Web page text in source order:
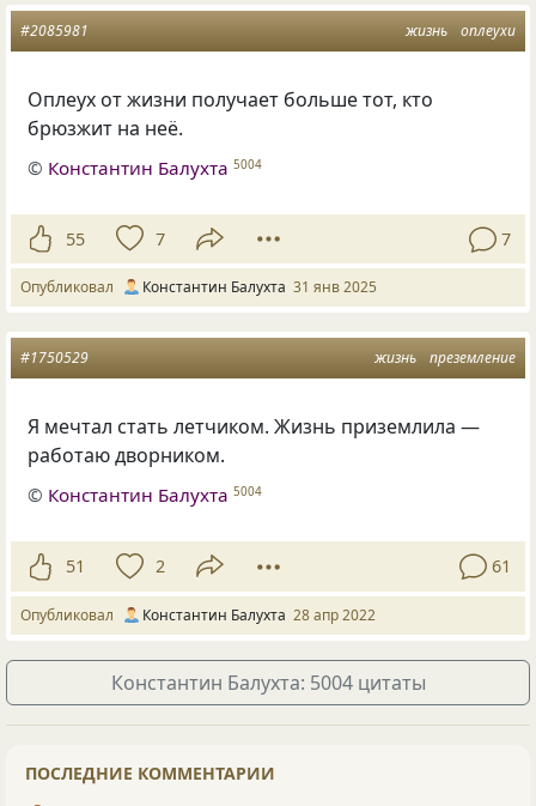
жизнь оплеухи
#2085981
Оплеух от жизни получает больше тот, кто
брюзжит на неё.
© Константин Балухта 5004
55 7 7
Опубликовал Константин Балухта 31 янв 2025
жизнь преземление
#1750529
Я мечтал стать летчиком. Жизнь приземлила —
работаю дворником.
© Константин Балухта 5004
51 2 61
Опубликовал Константин Балухта 28 апр 2022
Константин Балухта: 5004 цитаты
ПОСЛЕДНИЕ КОММЕНТАРИИ